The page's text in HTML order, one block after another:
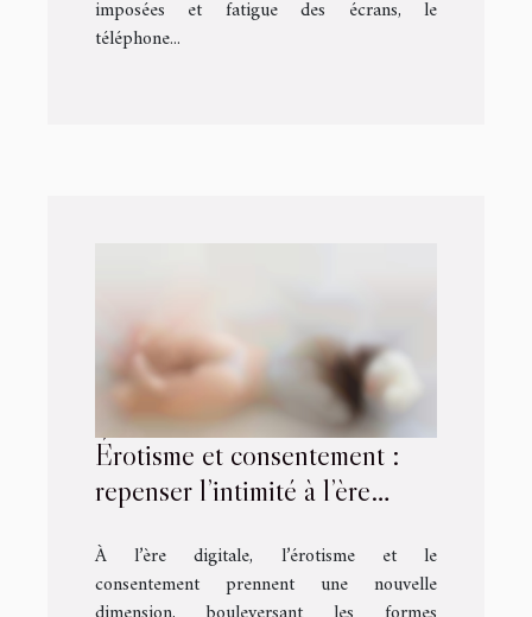
imposées et fatigue des écrans, le
téléphone...
Érotisme et consentement :
repenser l’intimité à l’ère
À l’ère digitale, l’érotisme et le
consentement prennent une nouvelle